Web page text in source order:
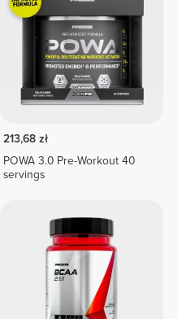
213,68 zł
POWA 3.0 Pre-Workout 40
servings